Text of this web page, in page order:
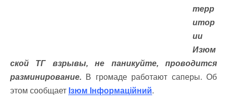
терр
итор
ии
Изюм
ской ТГ взрывы, не паникуйте, проводится
разминирование. В громаде работают саперы. Об
этом сообщает Ізюм Інформаційний.